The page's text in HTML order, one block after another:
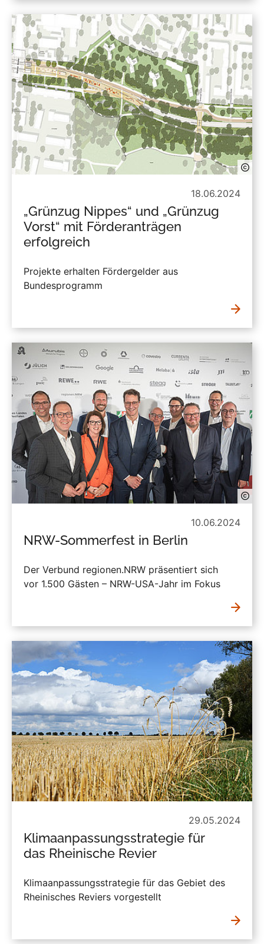
18.06.2024
„Grünzug Nippes“ und „Grünzug
Vorst“ mit Förderanträgen
erfolgreich
Projekte erhalten Fördergelder aus
Bundesprogramm
10.06.2024
NRW-Sommerfest in Berlin
Der Verbund regionen.NRW präsentiert sich
vor 1.500 Gästen – NRW-USA-Jahr im Fokus
29.05.2024
Klimaanpassungsstrategie für
das Rheinische Revier
Klimaanpassungsstrategie für das Gebiet des
Rheinisches Reviers vorgestellt